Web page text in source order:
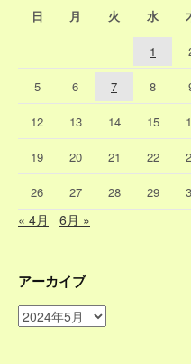
日
月 火 水
1
5 6 7 8
12 13 14 15
19 20 21 22
26 27 28 29
« 4月 6月 »
アーカイブ
ア